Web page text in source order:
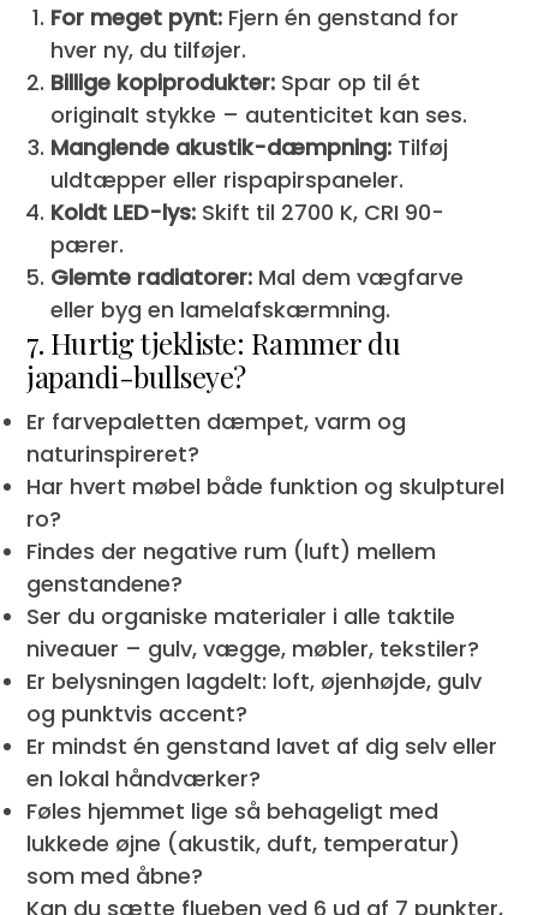
For meget pynt: Fjern én genstand for
hver ny, du tilføjer.
Billige kopiprodukter: Spar op til ét
originalt stykke – autenticitet kan ses.
Manglende akustik-dæmpning: Tilføj
uldtæpper eller rispapirspaneler.
Koldt LED-lys: Skift til 2700 K, CRI 90-
pærer.
Glemte radiatorer: Mal dem vægfarve
eller byg en lamelafskærmning.
7. Hurtig tjekliste: Rammer du
japandi-bullseye?
Er farvepaletten dæmpet, varm og
naturinspireret?
Har hvert møbel både funktion og skulpturel
ro?
Findes der negative rum (luft) mellem
genstandene?
Ser du organiske materialer i alle taktile
niveauer – gulv, vægge, møbler, tekstiler?
Er belysningen lagdelt: loft, øjenhøjde, gulv
og punktvis accent?
Er mindst én genstand lavet af dig selv eller
en lokal håndværker?
Føles hjemmet lige så behageligt med
lukkede øjne (akustik, duft, temperatur)
som med åbne?
Kan du sætte flueben ved 6 ud af 7 punkter,